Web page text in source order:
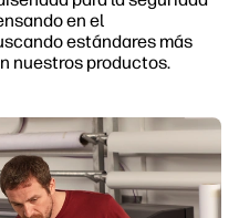
en el
estándares más
nuestros productos.